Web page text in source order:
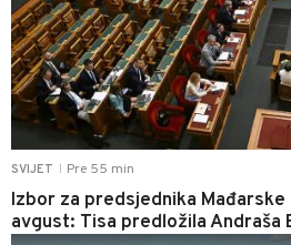
SVIJET Pre 55 min
Izbor za predsjednika Mađarske
avgust: Tisa predložila Andraša